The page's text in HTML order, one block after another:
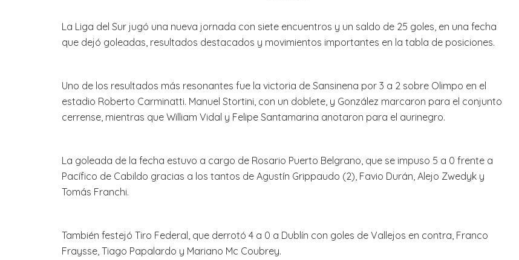
La Liga del Sur jugó una nueva jornada con siete encuentros y un saldo de 25 goles, en una fecha
que dejó goleadas, resultados destacados y movimientos importantes en la tabla de posiciones.
Uno de los resultados más resonantes fue la victoria de Sansinena por 3 a 2 sobre Olimpo en el
estadio Roberto Carminatti. Manuel Stortini, con un doblete, y González marcaron para el conjunto
cerrense, mientras que William Vidal y Felipe Santamarina anotaron para el aurinegro.
La goleada de la fecha estuvo a cargo de Rosario Puerto Belgrano, que se impuso 5 a 0 frente a
Pacífico de Cabildo gracias a los tantos de Agustín Grippaudo (2), Favio Durán, Alejo Zwedyk y
Tomás Franchi.
También festejó Tiro Federal, que derrotó 4 a 0 a Dublín con goles de Vallejos en contra, Franco
Fraysse, Tiago Papalardo y Mariano Mc Coubrey.